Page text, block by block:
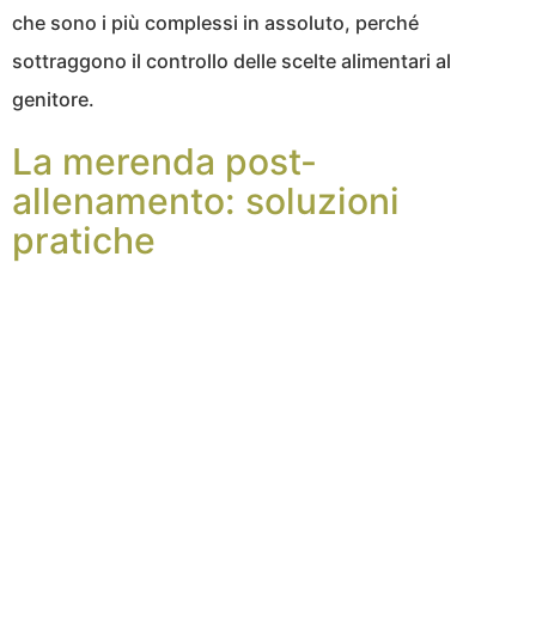
che sono i più complessi in assoluto, perché
sottraggono il controllo delle scelte alimentari al
genitore.
La merenda post-
allenamento: soluzioni
pratiche